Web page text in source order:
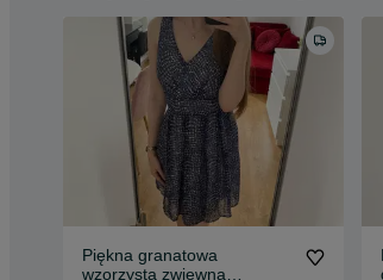
Piękna granatowa
wzorzysta zwiewna